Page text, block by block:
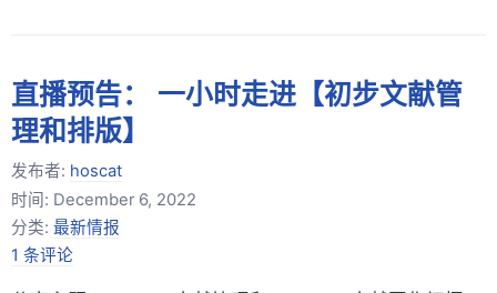
直播预告： 一小时走进【初步文献管
理和排版】
发布者: hoscat
时间: December 6, 2022
分类: 最新情报
1 条评论